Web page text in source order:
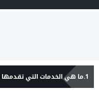
ما هي الخدمات التي تقدمها